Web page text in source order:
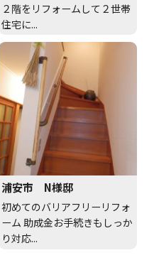
２階をリフォームして２世帯
住宅に...
浦安市 N様邸
初めてのバリアフリーリフォ
ーム 助成金お手続きもしっか
り対応...